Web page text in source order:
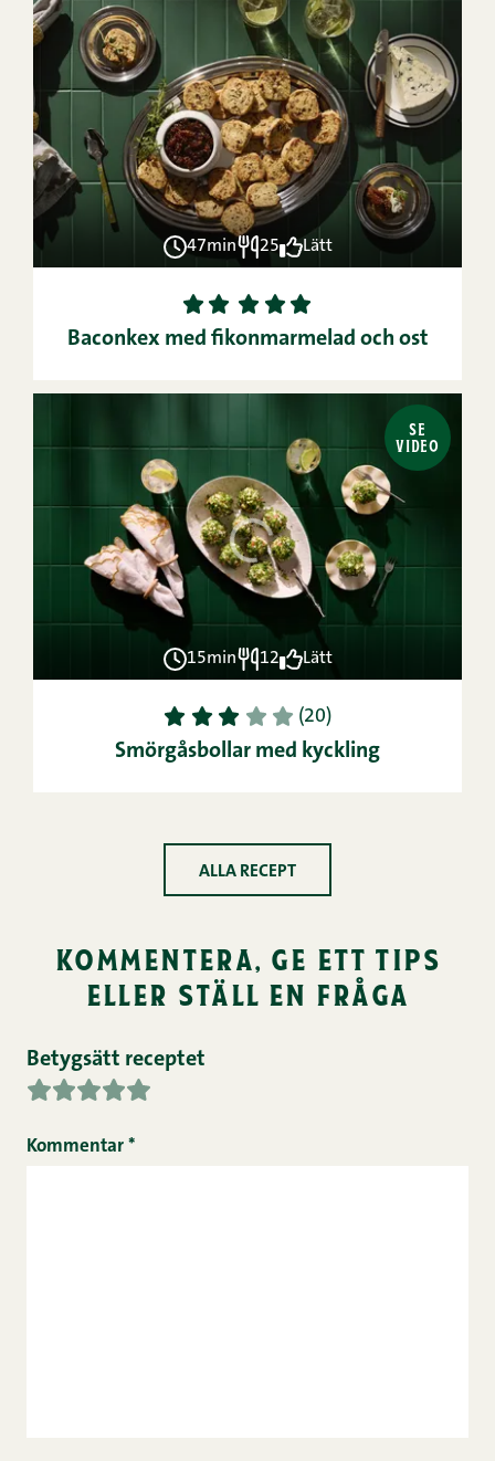
47min 25 Lätt
1 2 3 4
5
Baconkex med fikonmarmelad och ost
SE
VIDEO
15min 12 Lätt
1 2 3 4 5 (20)
Smörgåsbollar med kyckling
ALLA RECEPT
kommentera, ge ett tips
eller ställ en fråga
Betygsätt receptet
Kommentar *